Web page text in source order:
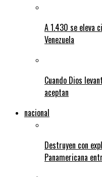
A 1.430 se eleva
Venezuela
Cuando Dios
aceptan
nacional
Destruyen con
Panamericana